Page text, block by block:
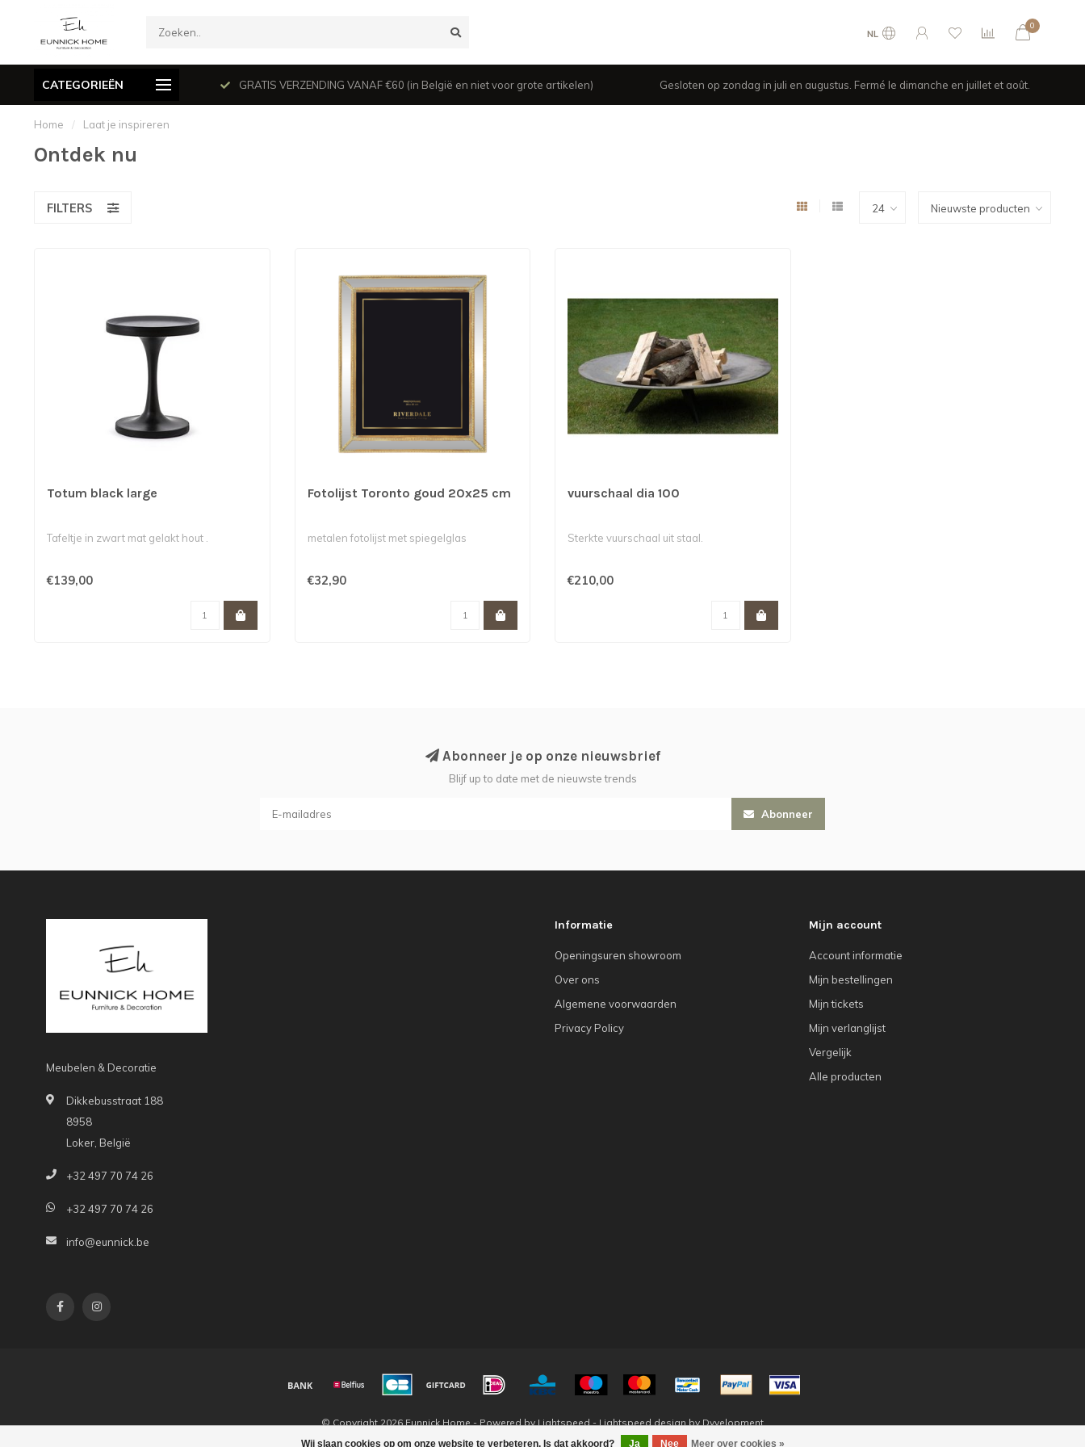
NL
0
CATEGORIEËN
le dimanche en juillet et août. GRATIS VERZENDING VANAF €60 (in België en niet voor grote artikelen) Gesloten op zondag in juli en augustus. Fermé le dimanche en juillet et août.
Home / Laat je inspireren
Ontdek nu
FILTERS
Totum black large
Tafeltje in zwart mat gelakt hout .
€139,00
Fotolijst Toronto goud 20x25 cm
metalen fotolijst met spiegelglas
€32,90
vuurschaal dia 100
Sterkte vuurschaal uit staal.
€210,00
Wij slaan cookies op om onze website te verbeteren. Is dat akkoord? Ja Nee Meer over cookies »
Abonneer je op onze nieuwsbrief
Blijf up to date met de nieuwste trends
Abonneer
Meubelen & Decoratie
Dikkebusstraat 188
8958
Loker, België
+32 497 70 74 26
+32 497 70 74 26
info@eunnick.be
Informatie
Openingsuren showroom
Over ons
Algemene voorwaarden
Privacy Policy
Mijn account
Account informatie
Mijn bestellingen
Mijn tickets
Mijn verlanglijst
Vergelijk
Alle producten
© Copyright 2026 Eunnick Home - Powered by Lightspeed - Lightspeed design by Dyvelopment